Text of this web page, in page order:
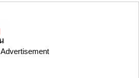
Advertisement